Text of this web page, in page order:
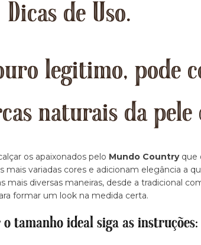
Dicas de Uso.
legitimo, pode
naturais da pele
os apaixonados pelo Mundo Countryque
mais variadas cores e adicionam elegância a
diversas maneiras, desde a tradicional
formar um look na medida certa.
o tamanho ideal siga as instruções: